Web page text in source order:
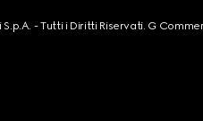
- Tutti i Diritti Riservati. G